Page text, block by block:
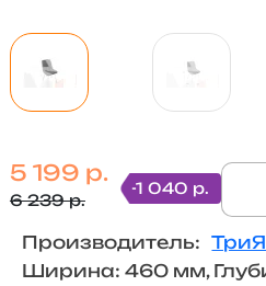
5 199 р.
6 239 р.
-1 040 р.
Производитель: ТриЯ
Ширина: 460 мм,